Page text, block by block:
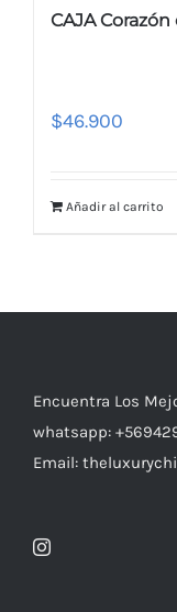
CAJA
$46.900
Añadir al carrito
Encuentra Los
whatsapp:
Email: